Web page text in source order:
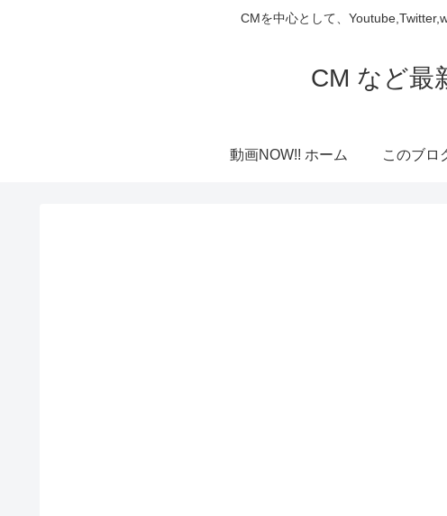
CMを中心として、
CM など最
動画NOW!! ホーム このブロ